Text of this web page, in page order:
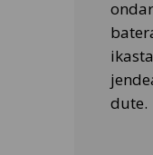
dute.